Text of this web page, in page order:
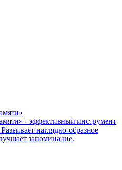
- эффективный инструмент
наглядно-образное
запоминание.